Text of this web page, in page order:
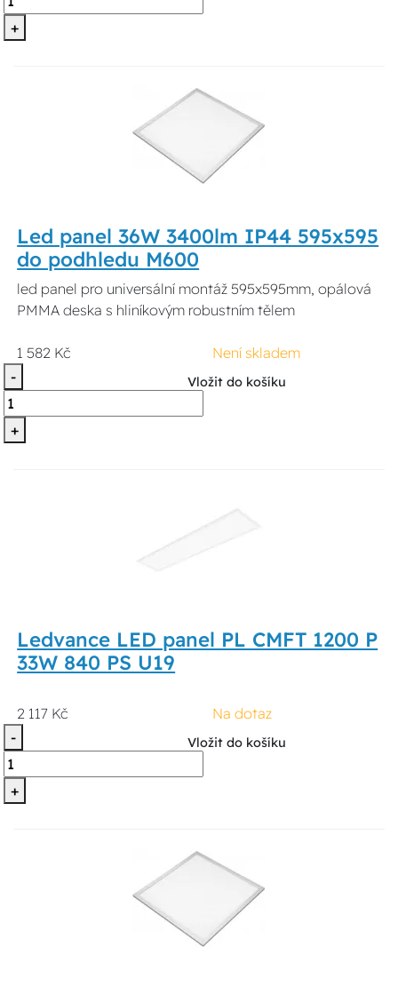
+
Led panel 36W 3400lm IP44 595x595
do podhledu M600
led panel pro universální montáž 595x595mm, opálová
PMMA deska s hliníkovým robustním tělem
1 582 Kč
Není skladem
-
+
Vložit do košíku
Ledvance LED panel PL CMFT 1200 P
33W 840 PS U19
2 117 Kč
Na dotaz
-
+
Vložit do košíku